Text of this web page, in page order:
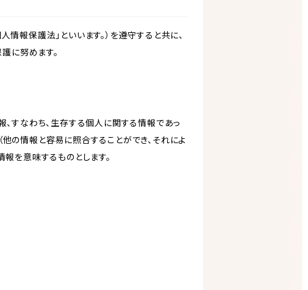
報保護法」といいます。）を遵守すると共に、
に努めます。
すなわち、生存する個人に関する情報であっ
の情報と容易に照合することができ、それによ
を意味するものとします。